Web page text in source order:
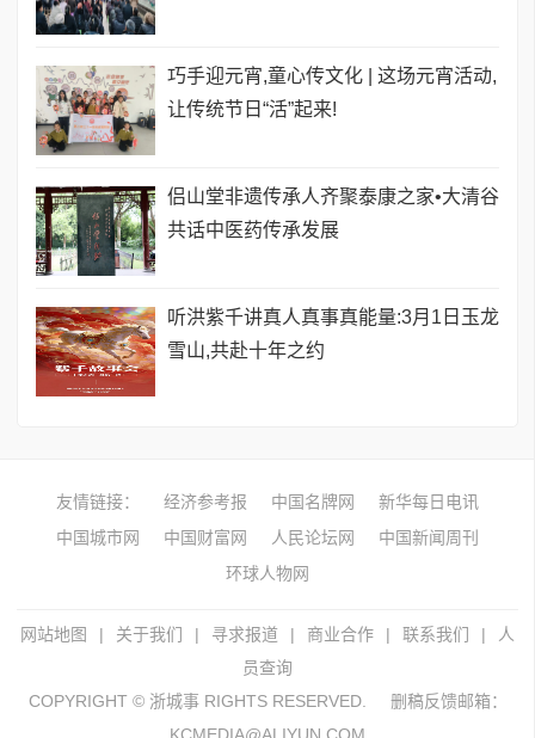
巧手迎元宵,童心传文化 | 这场元宵活动,
让传统节日“活”起来!
侣山堂非遗传承人齐聚泰康之家•大清谷
共话中医药传承发展
听洪紫千讲真人真事真能量:3月1日玉龙
雪山,共赴十年之约
友情链接： 经济参考报 中国名牌网
新华每日电讯
中国城市网
中国财富网 人民论坛网
中国新闻周刊
环球人物网
网站地图 | 关于我们 | 寻求报道 | 商业合作 | 联系我们 |
人
员查询
COPYRIGHT © 浙城事 RIGHTS RESERVED.
删稿反馈邮箱：
KCMEDIA@ALIYUN.COM